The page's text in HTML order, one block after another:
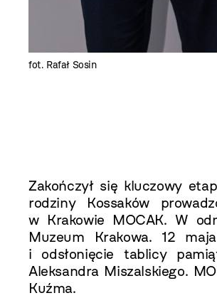
fot. Rafał Sosin
Zakończył się kluczowy
rodziny Kossaków
w Krakowie MOCAK. W
Muzeum Krakowa. 12
i odsłonięcie tablicy
Aleksandra Miszalskiego.
Kuźma.